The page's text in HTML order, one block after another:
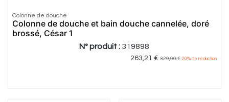
Colonne de douche
Colonne de douche et bain douche cannelée, doré
brossé, César 1
N° produit : 319898
263,21 € 329,00€ 20% de réduction